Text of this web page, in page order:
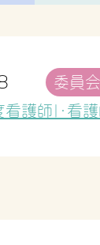
委員
看護師Ⅰ・看